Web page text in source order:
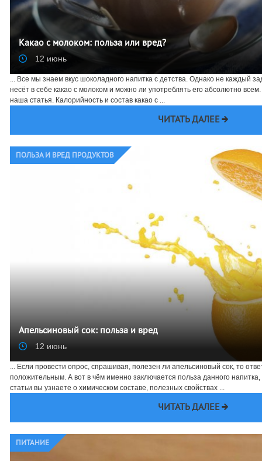
Какао с молоком: польза или вред?
12 июнь
... Все мы знаем вкус шоколадного напитка с детства. Однако не каждый
несёт в себе какао с молоком и можно ли употреблять его абсолютно
наша статья. Калорийность и состав какао с ...
ЧИТАТЬ ДАЛЕЕ
ПОЛЬЗА И ВРЕД ПРОДУКТОВ
Апельсиновый сок: польза и вред
12 июнь
... Если провести опрос, спрашивая, полезен ли апельсиновый сок, то
положительным. А вот в чём именно заключается польза данного напитка,
статьи вы узнаете о химическом составе, полезных свойствах ...
ЧИТАТЬ ДАЛЕЕ
ПИТАНИЕ